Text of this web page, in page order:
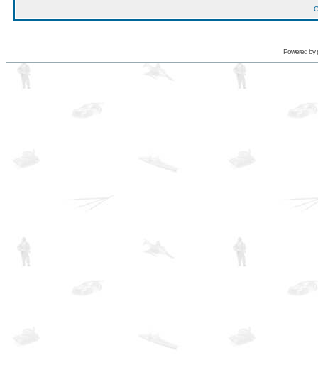
Powered by